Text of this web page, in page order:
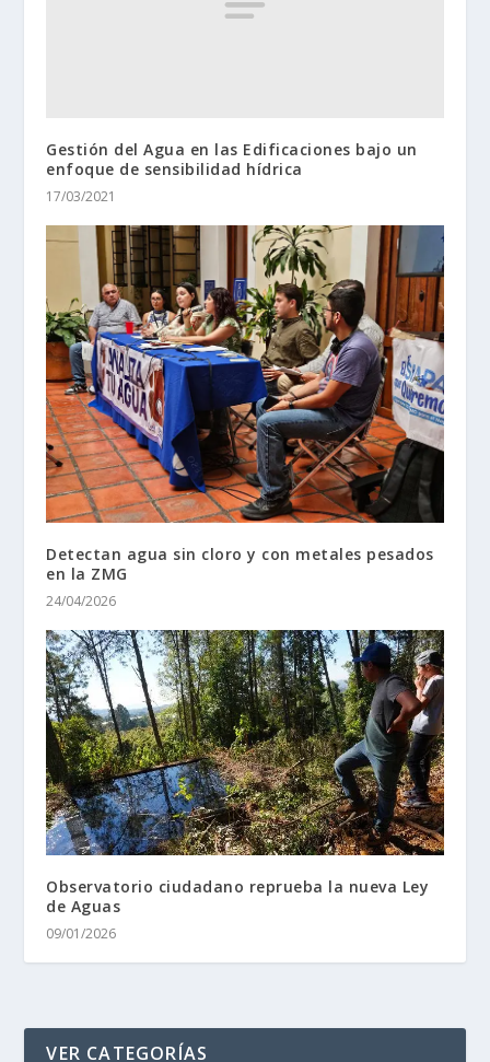
Gestión del Agua en las Edificaciones bajo un
enfoque de sensibilidad hídrica
17/03/2021
Detectan agua sin cloro y con metales pesados
en la ZMG
24/04/2026
Observatorio ciudadano reprueba la nueva Ley
de Aguas
09/01/2026
VER CATEGORÍAS